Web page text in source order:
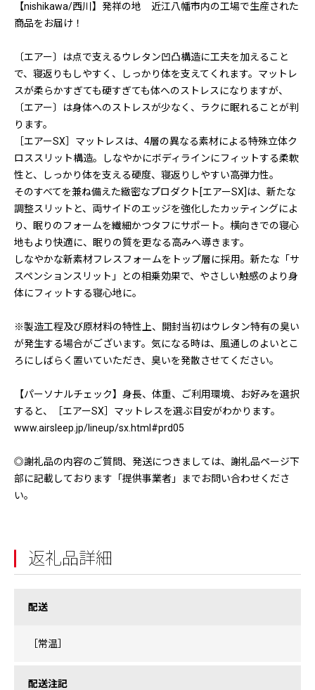
【nishikawa/西川】発祥の地 近江八幡市内の工場で生産された
商品をお届け！
〔エアー〕は点で支えるウレタン凹凸構造に工夫を加えること
で、寝返りもしやすく、しっかり体を支えてくれます。マットレ
スが柔らかすぎても硬すぎても体へのストレスになりますが、
〔エアー〕は身体へのストレスが少なく、ラクに眠れることが判
ります。
［エアーSX］マットレスは、4層の異なる素材による特殊立体ク
ロススリット構造。しなやかにボディラインにフィットする柔軟
性と、しっかり体を支える硬度、寝返りしやすい高弾力性。
そのすべてを兼ね備えた緻密なプロダクト[エアーSX]は、新たな
調整スリットと、両サイドのエッジを強化したカッティングによ
り、眠りのフォームを繊細かつタフにサポート。横向きでの寝心
地もより快適に、眠りの質を更なる高みへ導きます。
しなやかな新素材フレスフォームをトップ層に採用。新たな「サ
スペンションスリット」との相乗効果で、やさしい触感のより身
体にフィットする寝心地に。
※製造工程及び原材料の特性上、開封当初はウレタン特有の臭い
が発生する場合がございます。気になる時は、風通しのよいとこ
ろにしばらく置いていただき、臭いを発散させてください。
【パーソナルチェック】身長、体重、ご利用環境、お好みを選択
すると、［エアーSX］マットレスを選ぶ目安がわかります。
www.airsleep.jp/lineup/sx.html#prd05
◎謝礼品の内容のご質問、発送につきましては、謝礼品ページ下
部に記載しております「提供事業者」までお問い合わせくださ
い。
返礼品詳細
配送
［常温］
配送注記